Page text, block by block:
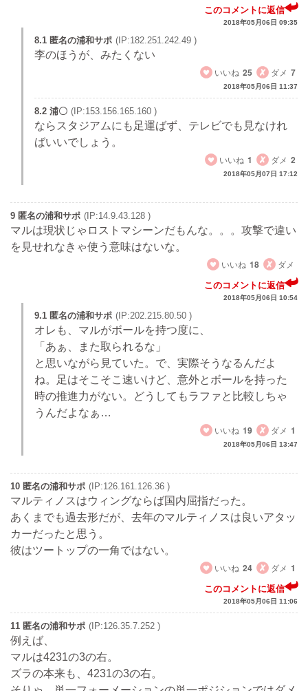
このコメントに返信
2018年05月06日 09:35
8.1 匿名の浦和サポ (IP:182.251.242.49 )
李のほうが、みたくない
いいね 25 ダメ 7
2018年05月06日 11:37
8.2 浦〇 (IP:153.156.165.160 )
ならスタジアムにも足運ばず、テレビでも見なけれ
ばいいでしょう。
いいね 1 ダメ 2
2018年05月07日 17:12
9 匿名の浦和サポ (IP:14.9.43.128 )
マルは現状じゃロストマシーンだもんな。。。攻撃で違い
を見せれなきゃ使う意味はないな。
いいね 18 ダメ
このコメントに返信
2018年05月06日 10:54
9.1 匿名の浦和サポ (IP:202.215.80.50 )
オレも、マルがボールを持つ度に、
「あぁ、また取られるな」
と思いながら見ていた。で、実際そうなるんだよ
ね。足はそこそこ速いけど、意外とボールを持った
時の推進力がない。どうしてもラファと比較しちゃ
うんだよなぁ…
いいね 19 ダメ 1
2018年05月06日 13:47
10 匿名の浦和サポ (IP:126.161.126.36 )
マルティノスはウィングならば国内屈指だった。
あくまでも過去形だが、去年のマルティノスは良いアタッ
カーだったと思う。
彼はツートップの一角ではない。
いいね 24 ダメ 1
このコメントに返信
2018年05月06日 11:06
11 匿名の浦和サポ (IP:126.35.7.252 )
例えば、
マルは4231の3の右。
ズラの本来も、4231の3の右。